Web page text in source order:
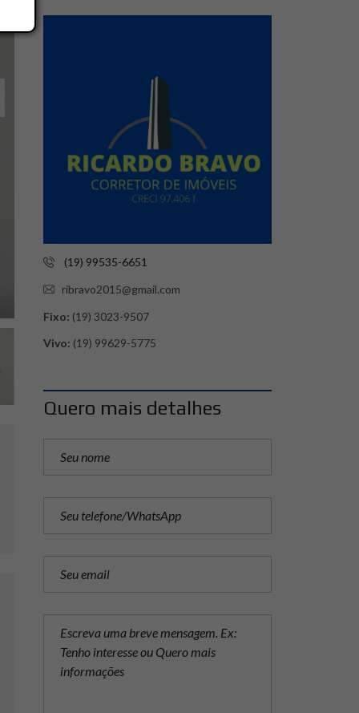
(19) 99535-6651
ribravo2015@gmail.com
Fixo: (19) 3023-9507
Vivo: (19) 99629-5775
Quero mais detalhes